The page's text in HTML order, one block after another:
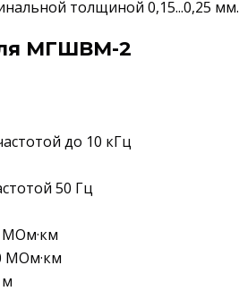
толщиной 0,15...0,25 мм.
МГШВМ-2
до 10 кГц
50 Гц
МОм·км
МОм·км